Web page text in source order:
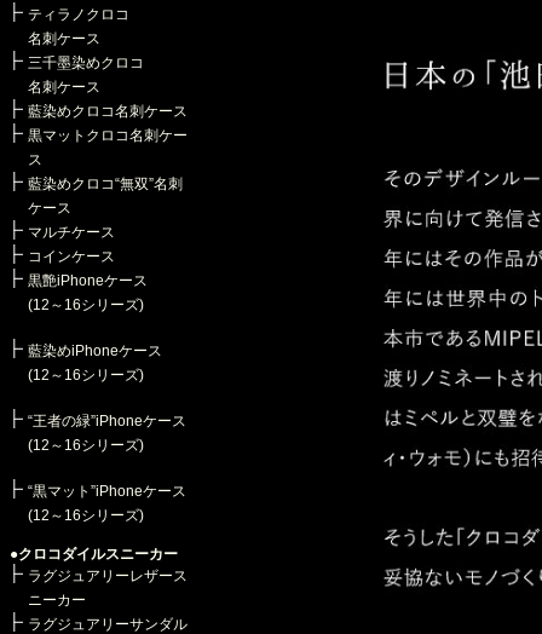
ティラノクロコ
名刺ケース
三千墨染めクロコ
名刺ケース
藍染めクロコ名刺ケース
黒マットクロコ名刺ケー
ス
藍染めクロコ“無双”名刺
ケース
マルチケース
コインケース
黒艶iPhoneケース
(12～16シリーズ)
藍染めiPhoneケース
(12～16シリーズ)
“王者の緑”iPhoneケース
(12～16シリーズ)
“黒マット”iPhoneケース
(12～16シリーズ)
●クロコダイルスニーカー
ラグジュアリーレザース
ニーカー
ラグジュアリーサンダル